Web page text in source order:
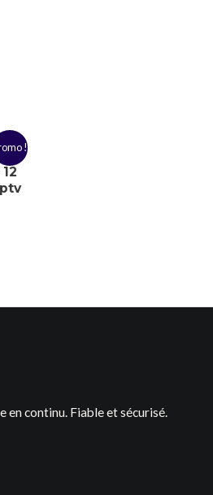
!
en continu. Fiable et sécurisé.